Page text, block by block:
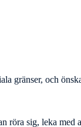
gränser, och
röra sig, leka med